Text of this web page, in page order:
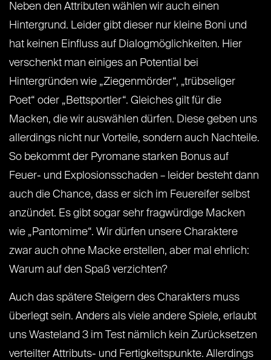
Neben den Attributen wählen wir auch einen
Hintergrund. Leider gibt dieser nur kleine Boni und
hat keinen Einfluss auf Dialogmöglichkeiten. Hier
verschenkt man einiges an Potential bei
Hintergründen wie „Ziegenmörder“, „trübseliger
Poet“ oder „Bettsportler“. Gleiches gilt für die
Macken, die wir auswählen dürfen. Diese geben uns
allerdings nicht nur Vorteile, sondern auch Nachteile.
So bekommt der Pyromane starken Bonus auf
Feuer- und Explosionsschaden – leider besteht dann
auch die Chance, dass er sich im Feuereifer selbst
anzündet. Es gibt sogar sehr fragwürdige Macken
wie „Pantomime“. Wir dürfen unsere Charaktere
zwar auch ohne Macke erstellen, aber mal ehrlich:
Warum auf den Spaß verzichten?
Auch das spätere Steigern des Charakters muss
überlegt sein. Anders als viele andere Spiele, erlaubt
uns Wasteland 3 im Test nämlich kein Zurücksetzen
verteilter Attributs- und Fertigkeitspunkte. Allerdings